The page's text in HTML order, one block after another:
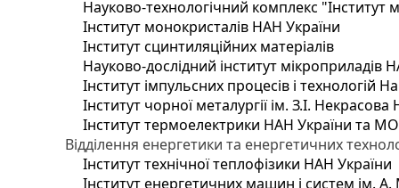
Науково-технологічний комплекс "Інститут
Інститут монокристалів НАН України
Інститут сцинтиляційних матеріалів
Науково-дослідний інститут мікроприладів
Інститут імпульсних процесів і технологій
Інститут чорної металургії ім. З.І.
Інститут термоелектрики НАН України та
Відділення енергетики та енергетичних
Інститут технічної теплофізики НАН України
Інститут енергетичних машин і систем ім.